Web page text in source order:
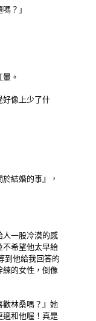
？」
。
像上少了什
結婚的事』，
一股冷漠的感
希望他太早給
到他給我回答的
的女性，倒像
林桑嗎？』她
適和他喔！真是